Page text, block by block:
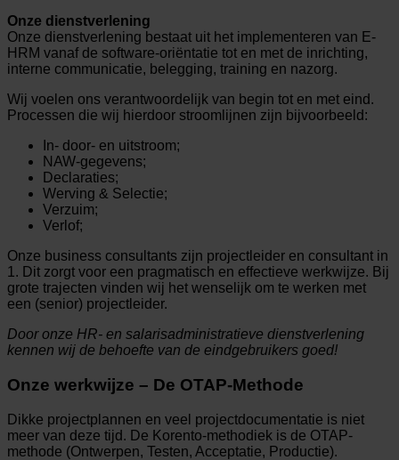
Onze dienstverlening
Onze dienstverlening bestaat uit het implementeren van E-
HRM vanaf de software-oriëntatie tot en met de inrichting,
interne communicatie, belegging, training en nazorg.
Wij voelen ons verantwoordelijk van begin tot en met eind.
Processen die wij hierdoor stroomlijnen zijn bijvoorbeeld:
In- door- en uitstroom;
NAW-gegevens;
Declaraties;
Werving & Selectie;
Verzuim;
Verlof;
Onze business consultants zijn projectleider en consultant in
1. Dit zorgt voor een pragmatisch en effectieve werkwijze. Bij
grote trajecten vinden wij het wenselijk om te werken met
een (senior) projectleider.
Door onze HR- en salarisadministratieve dienstverlening
kennen wij de behoefte van de eindgebruikers goed!
Onze werkwijze – De OTAP-Methode
Dikke projectplannen en veel projectdocumentatie is niet
meer van deze tijd. De Korento-methodiek is de OTAP-
methode (Ontwerpen, Testen, Acceptatie, Productie).